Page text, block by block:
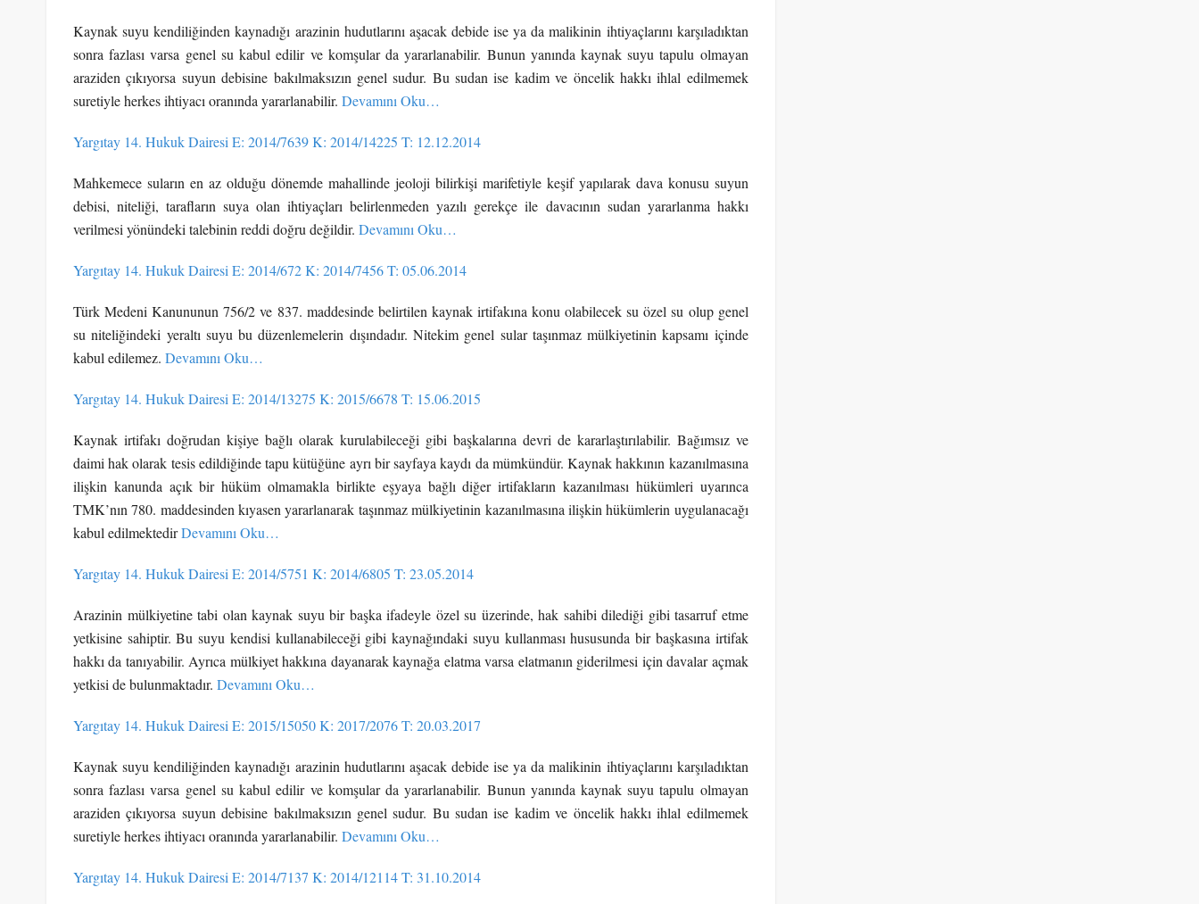
Kaynak suyu kendiliğinden kaynadığı arazinin hudutlarını aşacak debide ise ya da malikinin ihtiyaçlarını karşıladıktan
sonra fazlası varsa genel su kabul edilir ve komşular da yararlanabilir. Bunun yanında kaynak suyu tapulu olmayan
araziden çıkıyorsa suyun debisine bakılmaksızın genel sudur. Bu sudan ise kadim ve öncelik hakkı ihlal edilmemek
suretiyle herkes ihtiyacı oranında yararlanabilir. Devamını Oku…
Yargıtay 14. Hukuk Dairesi E: 2014/7639 K: 2014/14225 T: 12.12.2014
Mahkemece suların en az olduğu dönemde mahallinde jeoloji bilirkişi marifetiyle keşif yapılarak dava konusu suyun
debisi, niteliği, tarafların suya olan ihtiyaçları belirlenmeden yazılı gerekçe ile davacının sudan yararlanma hakkı
verilmesi yönündeki talebinin reddi doğru değildir. Devamını Oku…
Yargıtay 14. Hukuk Dairesi E: 2014/672 K: 2014/7456 T: 05.06.2014
Türk Medeni Kanununun 756/2 ve 837. maddesinde belirtilen kaynak irtifakına konu olabilecek su özel su olup genel
su niteliğindeki yeraltı suyu bu düzenlemelerin dışındadır. Nitekim genel sular taşınmaz mülkiyetinin kapsamı içinde
kabul edilemez. Devamını Oku…
Yargıtay 14. Hukuk Dairesi E: 2014/13275 K: 2015/6678 T: 15.06.2015
Kaynak irtifakı doğrudan kişiye bağlı olarak kurulabileceği gibi başkalarına devri de kararlaştırılabilir. Bağımsız ve
daimi hak olarak tesis edildiğinde tapu kütüğüne ayrı bir sayfaya kaydı da mümkündür. Kaynak hakkının kazanılmasına
ilişkin kanunda açık bir hüküm olmamakla birlikte eşyaya bağlı diğer irtifakların kazanılması hükümleri uyarınca
TMK’nın 780. maddesinden kıyasen yararlanarak taşınmaz mülkiyetinin kazanılmasına ilişkin hükümlerin uygulanacağı
kabul edilmektedirDevamını Oku…
Yargıtay 14. Hukuk Dairesi E: 2014/5751 K: 2014/6805 T: 23.05.2014
Arazinin mülkiyetine tabi olan kaynak suyu bir başka ifadeyle özel su üzerinde, hak sahibi dilediği gibi tasarruf etme
yetkisine sahiptir. Bu suyu kendisi kullanabileceği gibi kaynağındaki suyu kullanması hususunda bir başkasına irtifak
hakkı da tanıyabilir. Ayrıca mülkiyet hakkına dayanarak kaynağa elatma varsa elatmanın giderilmesi için davalar açmak
yetkisi de bulunmaktadır. Devamını Oku…
Yargıtay 14. Hukuk Dairesi E: 2015/15050 K: 2017/2076 T: 20.03.2017
Kaynak suyu kendiliğinden kaynadığı arazinin hudutlarını aşacak debide ise ya da malikinin ihtiyaçlarını karşıladıktan
sonra fazlası varsa genel su kabul edilir ve komşular da yararlanabilir. Bunun yanında kaynak suyu tapulu olmayan
araziden çıkıyorsa suyun debisine bakılmaksızın genel sudur. Bu sudan ise kadim ve öncelik hakkı ihlal edilmemek
suretiyle herkes ihtiyacı oranında yararlanabilir. Devamını Oku…
Yargıtay 14. Hukuk Dairesi E: 2014/7137 K: 2014/12114 T: 31.10.2014